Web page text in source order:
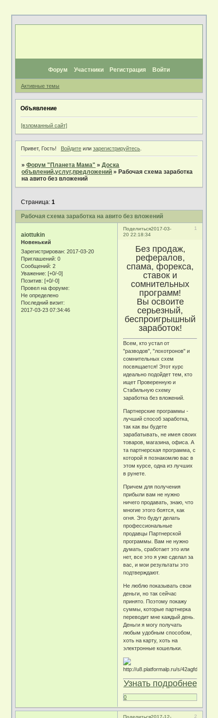
Форум Участники Регистрация Войти
Активные темы
Объявление
[взломанный сайт]
Привет, Гость! Войдитеили зарегистрируйтесь.
»Форум "Планета Мама" »Доска
объвлений,услуг,предложений »Рабочая схема заработка
на авито без вложений
Рабочая схема заработка на авито без вложений
Страница:1
Поделиться 1
2017-03-
20 22:18:34
aiottukin
Новенький
Зарегистрирован: 2017-03-20
Приглашений: 0
Сообщений: 2
Уважение: [+0/-0]
Позитив: [+0/-0]
Провел на форуме:
Не определено
Последний визит:
2017-03-23 07:34:46
Без продаж,
рефералов,
спама, форекса,
ставок и
сомнительных
программ!
Вы освоите
серьезный,
беспроигрышный
заработок!
Всем, кто устал от
"разводов", "лохотронов" и
сомнительных схем
посвящается! Этот курс
идеально подойдет тем, кто
ищет Проверенную и
Стабильную схему
заработка без вложений.
Партнерские программы -
лучший способ заработка,
так как вы будете
зарабатывать, не имея своих
товаров, магазина, офиса. А
та партнерская программа, с
которой я познакомлю вас в
этом курсе, одна из лучших
в рунете.
Причем для получения
прибыли вам не нужно
ничего продавать, знаю, что
многие этого боятся, как
огня. Это будут делать
профессиональные
продавцы Партнерской
программы. Вам не нужно
думать, сработает это или
нет, все это я уже сделал за
вас, и мои результаты это
подтверждают.
Не люблю показывать свои
деньги, но так сейчас
принято. Поэтому покажу
суммы, которые партнерка
переводит мне каждый день.
Деньги я могу получать
любым удобным способом,
хоть на карту, хоть на
электронные кошельки.
Узнать подробнее
0
2